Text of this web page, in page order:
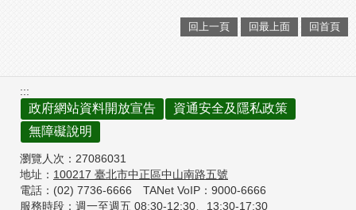
回上一頁 回最上面 回首頁
:::
政府網站資料開放宣告
資通安全及隱私政策
無障礙說明
瀏覽人次： 27086031
地址： 100217 臺北市中正區中山南路五號
電話：(02) 7736-6666 TANet VoIP：9000-6666
服務時段：週一至週五 08:30-12:30、 13:30-17:30